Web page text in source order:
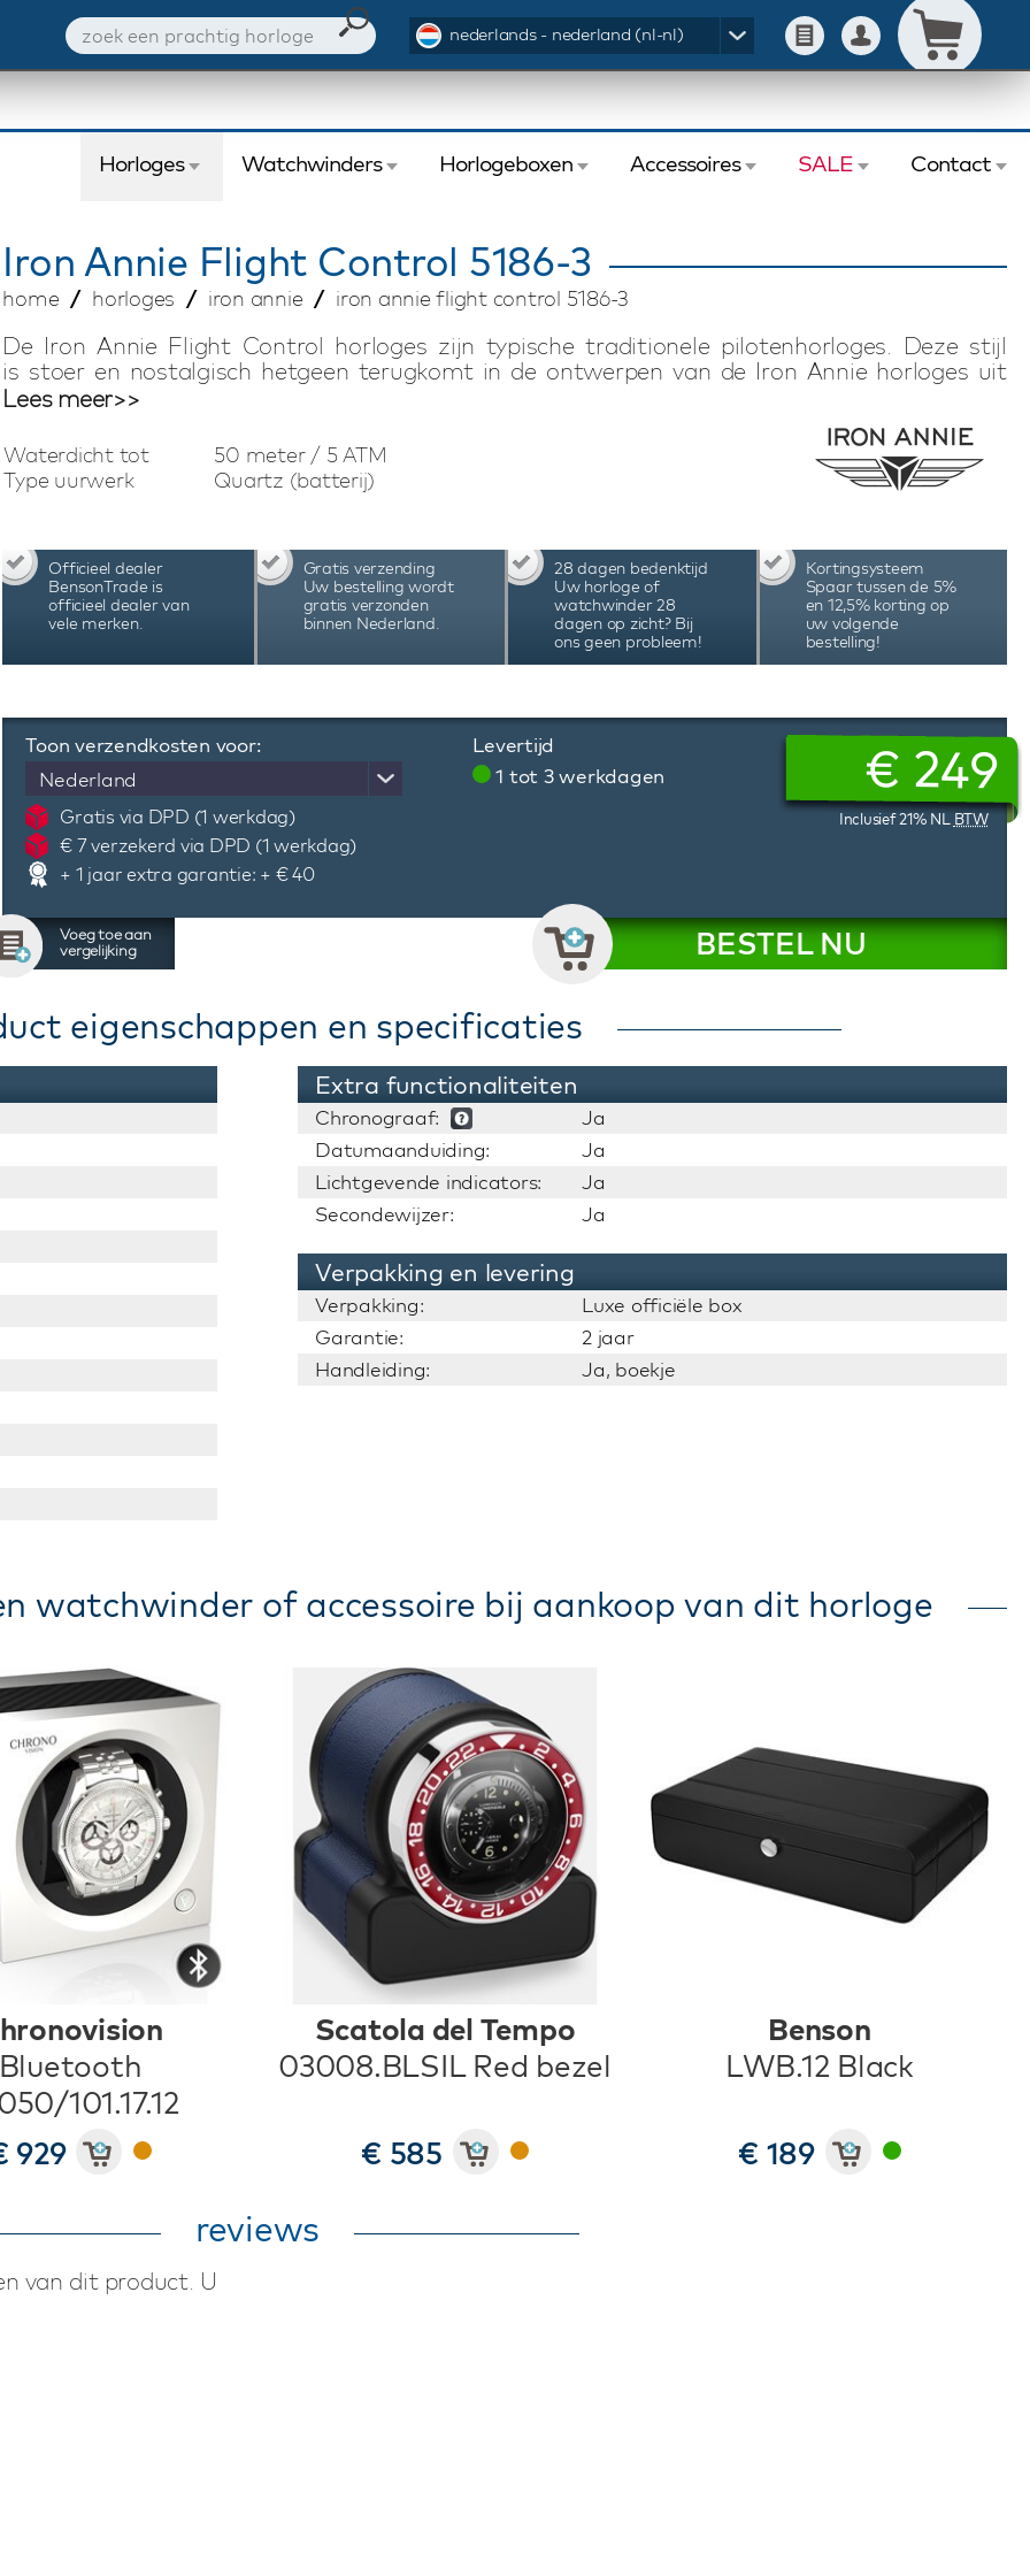
nederlands - nederland (nl-nl)
Horloges Watchwinders Horlogeboxen Accessoires SALE Contact
Iron Annie Flight Control 5186-3
home horloges iron annie iron annie flight control 5186-3
De Iron Annie Flight Control horloges zijn typische traditionele pilotenhorloges. Deze stijl
is stoer en nostalgisch hetgeen terugkomt in de ontwerpen van de Iron Annie horloges uit
de Flight Control serie. Deze serie biedt quartz, automatische en mechanische horloges. De
Iron Annie horloges worden met de hand gemaakt in Duitsland en zijn voorzien van Zwitserse
of Japanse uurwerken. Elk Iron Annie Flight Control horloge is beschikbaar met een lederen
band of edelstalen Milanese horlogeband. Elk horloge van Iron Annie wordt geleverd in een
fraaie horlogebox met handleiding en 2 jaar internationale garantie. Iron Annie staat voor
Lees meer>>
Waterdicht tot
50 meter / 5 ATM
Type uurwerk
Quartz (batterij)
Officieel dealer
BensonTrade is
officieel dealer van
vele merken.
Gratis verzending
Uw bestelling wordt
gratis verzonden
binnen Nederland.
28 dagen bedenktijd
Uw horloge of
watchwinder 28
dagen op zicht? Bij
ons geen probleem!
Kortingsysteem
Spaar tussen de 5%
en 12,5% korting op
uw volgende
bestelling!
Toon verzendkosten voor:
Nederland
Gratis via DPD (1 werkdag)
€ 7 verzekerd via DPD (1 werkdag)
+ 1 jaar extra garantie: + € 40
Levertijd
1 tot 3 werkdagen
€ 249
Inclusief 21% NL BTW
Voeg toe aan
vergelijking
BESTEL NU
eigenschappen en specificaties
Extra functionaliteiten
Chronograaf:
Ja
Datumaanduiding:
Ja
Lichtgevende indicators:
Ja
Secondewijzer:
Ja
Verpakking en levering
Verpakking:
Luxe officiële box
Garantie:
2 jaar
Handleiding:
Ja, boekje
watchwinder of accessoire bij aankoop van dit horloge
101.17.12
929
Scatola del Tempo
03008.BLSIL Red bezel
€ 585
Benson
LWB.12 Black
€ 189
reviews
van dit product. U